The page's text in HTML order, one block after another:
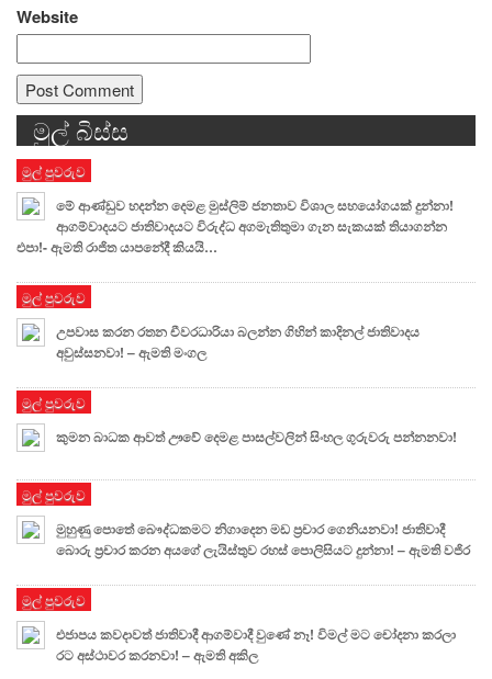
Website
Alternative:
මුල් බිස්ස
මුල් පුවරුව
මේ ආණ්ඩුව හදන්න දෙමළ මුස්ලිම් ජනතාව විශාල සහයෝගයක් දුන්නා!
ආගම්වාදයට ජාතිවාදයට විරුද්ධ අගමැතිතුමා ගැන සැකයක් තියාගන්න
එපා!- ඇමති රාජිත යාපනේදී කියයි…
මුල් පුවරුව
උපවාස කරන රතන චීවරධාරියා බලන්න ගිහින් කාදිනල් ජාතිවාදය
අවුස්සනවා! – ඇමති මංගල
මුල් පුවරුව
කුමන බාධක ආවත් ඌවේ දෙමළ පාසල්වලින් සිංහල ගුරුවරු පන්නනවා!
මුල් පුවරුව
මුහුණු පොතේ බෞද්ධකමට නිගාදෙන මඩ ප්‍රචාර ගෙනියනවා! ජාතිවාදී
බොරු ප්‍රචාර කරන අයගේ ලැයිස්තුව රහස් පොලිසියට දුන්නා! – ඇමති වජිර
මුල් පුවරුව
එජාපය කවදාවත් ජාතිවාදී ආගම්වාදී වුණේ නෑ! විමල් මට චෝදනා කරලා
රට අස්ථාවර කරනවා! – ඇමති අකිල